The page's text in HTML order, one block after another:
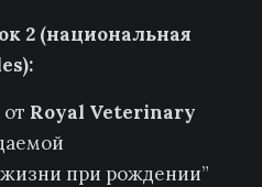
2 (национальная
Royal Veterinary
при рождении”